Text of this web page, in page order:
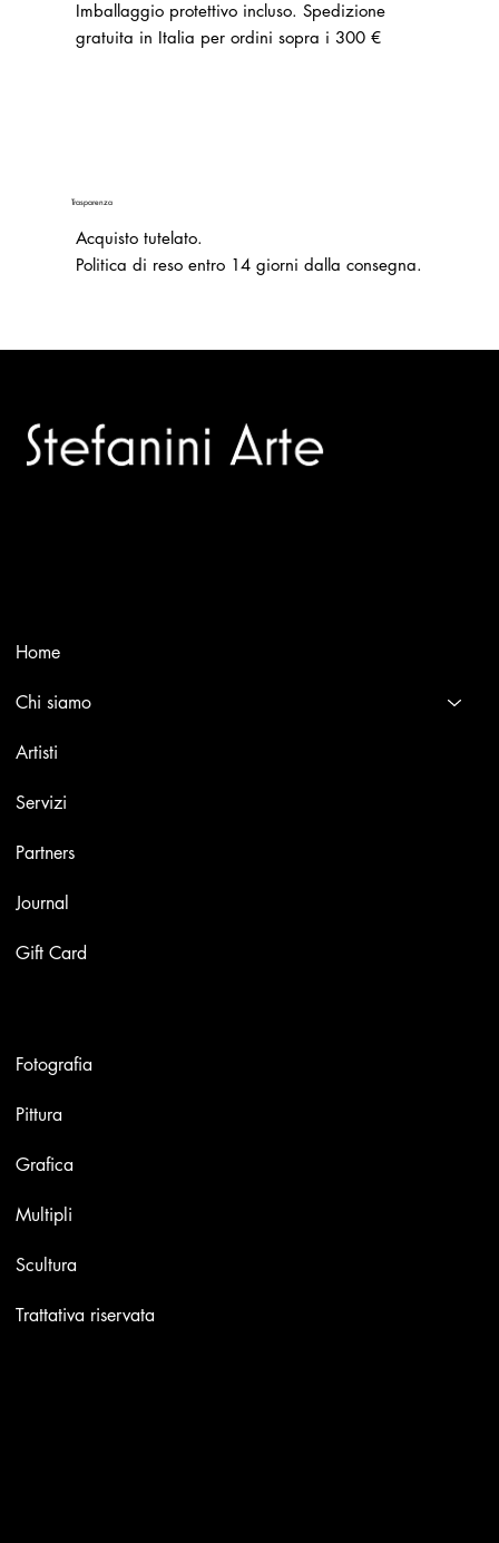
Imballaggio protettivo incluso. Spedizione
gratuita in Italia per ordini sopra i 300 €
Trasparenza
Acquisto tutelato.
Politica di reso entro 14 giorni dalla consegna.
Home
Chi siamo
Artisti
Servizi
Partners
Journal
Gift Card
Fotografia
Pittura
Grafica
Multipli
Scultura
Trattativa riservata